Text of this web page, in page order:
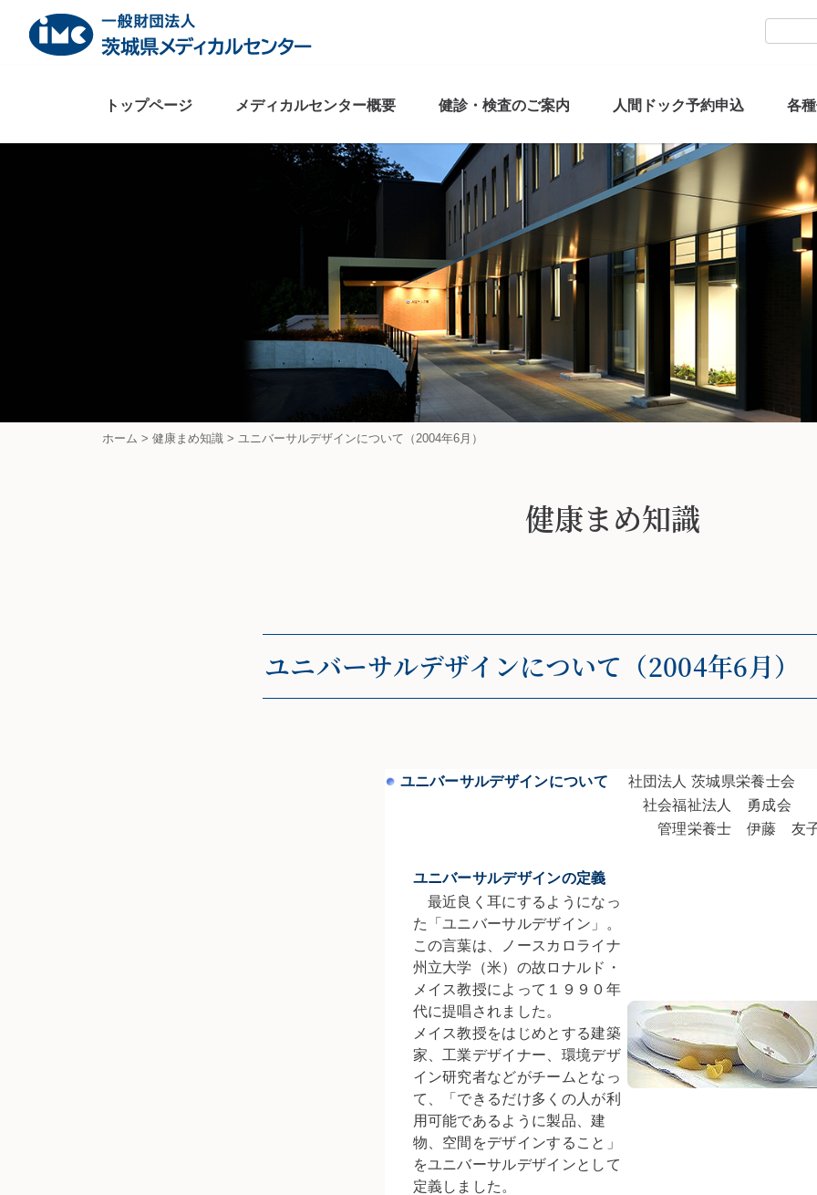
content
トップページ メディカルセンター概要 健診・検査のご案内 人間ドック予約申込 各
ホーム > 健康まめ知識 > ユニバーサルデザインについて（2004年6月）
健康まめ知識
ユニバーサルデザインについて（2004年6月）
ユニバーサルデザインについて
社団法人 茨城県栄養士会
社会福祉法人 勇成会
管理栄養士 伊藤 友
ユニバーサルデザインの定義
最近良く耳にするようになっ
た「ユニバーサルデザイン」。
この言葉は、ノースカロライナ
州立大学（米）の故ロナルド・
メイス教授によって１９９０年
代に提唱されました。
メイス教授をはじめとする建築
家、工業デザイナー、環境デザ
イン研究者などがチームとなっ
て、「できるだけ多くの人が利
用可能であるように製品、建
物、空間をデザインすること」
をユニバーサルデザインとして
定義しました。